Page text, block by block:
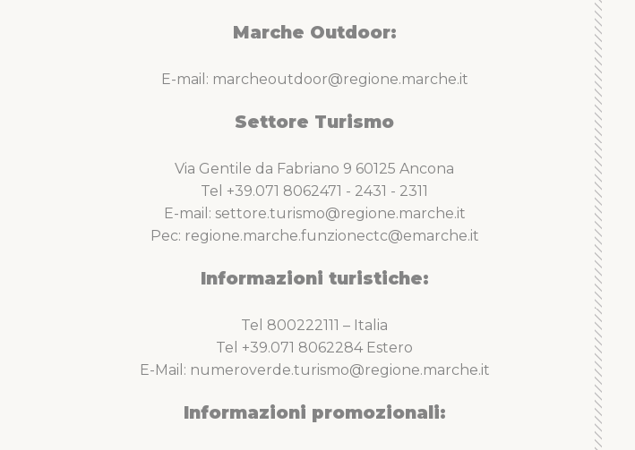
Marche Outdoor:
E-mail: marcheoutdoor@regione.marche.it
Settore Turismo
Via Gentile da Fabriano 9 60125 Ancona
Tel +39.071 8062471 - 2431 - 2311
E-mail: settore.turismo@regione.marche.it
Pec: regione.marche.funzionectc@emarche.it
Informazioni turistiche:
Tel 800222111 – Italia
Tel +39.071 8062284 Estero
E-Mail: numeroverde.turismo@regione.marche.it
Informazioni promozionali: